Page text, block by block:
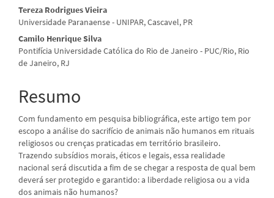
Conteúdo
do
artigo
principal
Tereza Rodrigues Vieira
Universidade Paranaense - UNIPAR, Cascavel, PR
Camilo Henrique Silva
Pontifícia Universidade Católica do Rio de Janeiro - PUC/Rio, Rio
de Janeiro, RJ
Resumo
Com fundamento em pesquisa bibliográfica, este artigo tem por
escopo a análise do sacrifício de animais não humanos em rituais
religiosos ou crenças praticadas em território brasileiro.
Trazendo subsídios morais, éticos e legais, essa realidade
nacional será discutida a fim de se chegar a resposta de qual bem
deverá ser protegido e garantido: a liberdade religiosa ou a vida
dos animais não humanos?